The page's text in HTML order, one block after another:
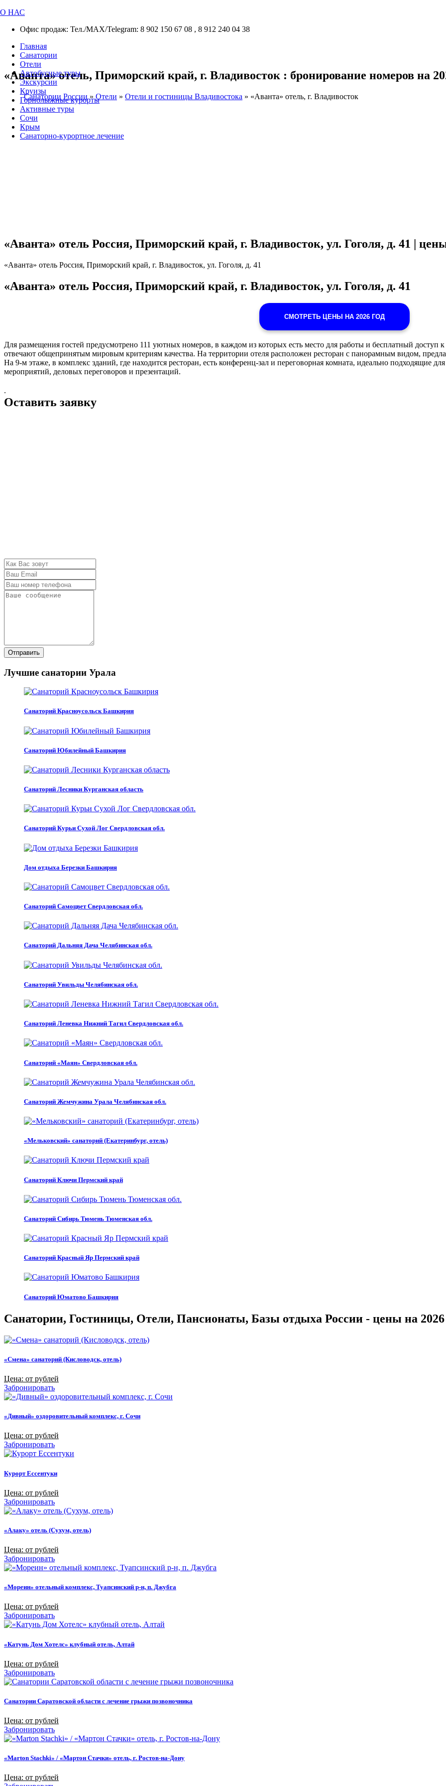
О НАС
Офис продаж: Тел./МАХ/Telegram: 8 902 150 67 08 , 8 912 240 04 38
Главная
Санатории
Отели
Автобусные туры
Экскурсии
Круизы
Горнолыжные курорты
Активные туры
Сочи
Крым
Санаторно-курортное лечение
«Аванта» отель, Приморский край, г. Владивосток : бронирование номеров на
Санатории России » Отели » Отели и гостиницы Владивостока » «Аванта» отель, г. Владивосток
«Аванта» отель Россия, Приморский край, г. Владивосток, ул. Гоголя, д. 41 |
«Аванта» отель Россия, Приморский край, г. Владивосток, ул. Гоголя, д. 41
«Аванта» отель Россия, Приморский край, г. Владивосток, ул. Гоголя, д. 41
СМОТРЕТЬ ЦЕНЫ НА 2026 ГОД
Для размещения гостей предусмотрено 111 уютных номеров, в каждом из которых есть место для работы и бесплатный
отвечают общепринятым мировым критериям качества. На территории отеля расположен ресторан с панорамным видом,
На 9-м этаже, в комплекс зданий, где находится ресторан, есть конференц-зал и переговорная комната, идеально подходящие
мероприятий, деловых переговоров и презентаций.
.
Оставить заявку
Отправить
Лучшие санатории Урала
Санаторий Красноусольск Башкирия
Санаторий Юбилейный Башкирия
Санаторий Лесники Курганская область
Санаторий Курьи Сухой Лог Свердловская обл.
Дом отдыха Березки Башкирия
Санаторий Самоцвет Свердловская обл.
Санаторий Дальняя Дача Челябинская обл.
Санаторий Увильды Челябинская обл.
Санаторий Леневка Нижний Тагил Свердловская обл.
Санаторий «Маян» Свердловская обл.
Санаторий Жемчужина Урала Челябинская обл.
«Мельковский» санаторий (Екатеринбург, отель)
Санаторий Ключи Пермский край
Санаторий Сибирь Тюмень Тюменская обл.
Санаторий Красный Яр Пермский край
Санаторий Юматово Башкирия
Санатории, Гостиницы, Отели, Пансионаты, Базы отдыха России - цены на 2026
«Смена» санаторий (Кисловодск, отель)
Цена: от рублей
Забронировать
«Дивный» оздоровительный комплекс, г. Сочи
Цена: от рублей
Забронировать
Курорт Ессентуки
Цена: от рублей
Забронировать
«Алаку» отель (Сухум, отель)
Цена: от рублей
Забронировать
«Мореин» отельный комплекс, Туапсинский р-н, п. Джубга
Цена: от рублей
Забронировать
«Катунь Дом Хотелс» клубный отель, Алтай
Цена: от рублей
Забронировать
Санатории Саратовской области с лечение грыжи позвоночника
Цена: от рублей
Забронировать
«Marton Stachki» / «Мартон Стачки» отель, г. Ростов-на-Дону
Цена: от рублей